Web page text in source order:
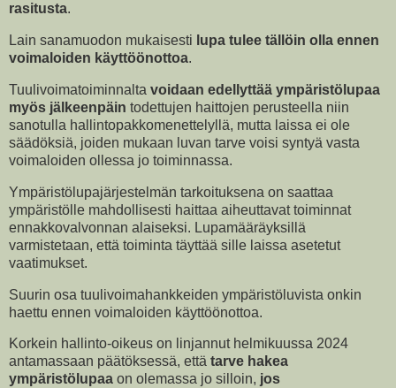
rasitusta.
Lain sanamuodon mukaisesti lupa tulee tällöin olla ennen
voimaloiden käyttöönottoa.
Tuulivoimatoiminnalta voidaan edellyttää ympäristölupaa
myös jälkeenpäin todettujen haittojen perusteella niin
sanotulla hallintopakkomenettelyllä, mutta laissa ei ole
säädöksiä, joiden mukaan luvan tarve voisi syntyä vasta
voimaloiden ollessa jo toiminnassa.
Ympäristölupajärjestelmän tarkoituksena on saattaa
ympäristölle mahdollisesti haittaa aiheuttavat toiminnat
ennakkovalvonnan alaiseksi. Lupamääräyksillä
varmistetaan, että toiminta täyttää sille laissa asetetut
vaatimukset.
Suurin osa tuulivoimahankkeiden ympäristöluvista onkin
haettu ennen voimaloiden käyttöönottoa.
Korkein hallinto-oikeus on linjannut helmikuussa 2024
antamassaan päätöksessä, että tarve hakea
ympäristölupaa on olemassa jo silloin, jos